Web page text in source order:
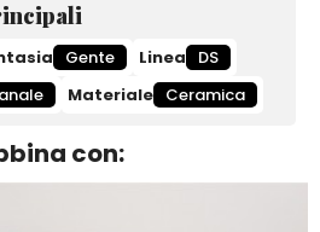
Gente Linea
DS
Materiale Ceramica
con: